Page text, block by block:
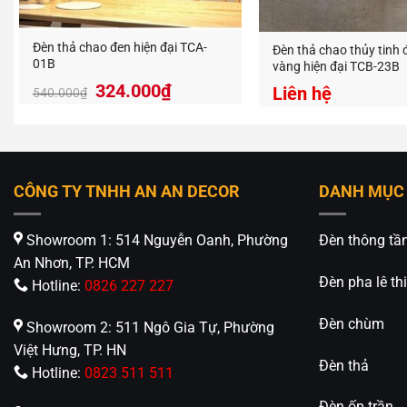
Ánh
Đèn thả
chỉnh
Đèn thả chao đen hiện đại TCA-
01B
540.000₫ 324.000₫
Đèn thả chao thủy tinh
vàng hiện đại TCB-23B
Liên hệ
CÔNG TY TNHH AN AN DECOR
Showroom 1: 514 Nguyễn Oanh, Phường
An Nhơn, TP. HCM
Hotline: 0826 227 227
Showroom 2: 511 Ngô Gia Tự, Phường
Việt Hưng, TP. HN
Hotline: 0823 511 511
DANH
Đèn thông
Đèn pha lê
Đèn chùm
Đèn thả